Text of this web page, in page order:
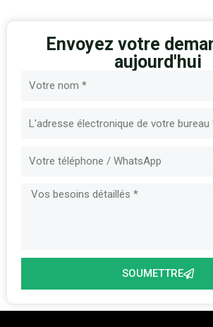
Envoyez votre
aujourd'hui
SOUMETTRE